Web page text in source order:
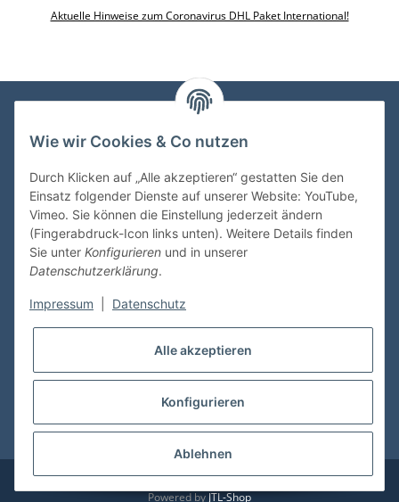
Aktuelle Hinweise zum Coronavirus DHL Paket International!
VDMedien24.de
Kasernenstraße 6-10
66482 Zweibrücken
Tel. 06332 72710
eMail: heinz.nickel@vdmedien.de
Shop Service
* Alle Preise inkl. gesetzlicher USt., zzgl.Versand
© vdmedien24.de Besucherzähler: 10727610
Powered by JTL-Shop
Wie wir Cookies & Co nutzen
Durch Klicken auf „Alle akzeptieren“ gestatten Sie den
Einsatz folgender Dienste auf unserer Website: YouTube,
Vimeo. Sie können die Einstellung jederzeit ändern
(Fingerabdruck-Icon links unten). Weitere Details finden
Sie unter Konfigurieren und in unserer
Datenschutzerklärung.
Impressum Datenschutz
Alle akzeptieren
Konfigurieren
Ablehnen